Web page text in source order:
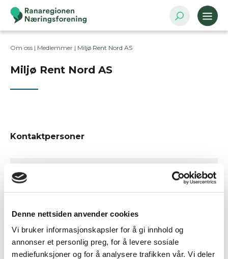
Denne nettsiden anvender cookies
Vi bruker informasjonskapsler for å gi innhold og
annonser et personlig preg, for å levere sosiale
mediefunksjoner og for å analysere trafikken vår. Vi deler
Om oss | Medlemmer | Miljø Rent Nord AS
Miljø Rent Nord AS
Kontaktpersoner
Besøksadresse
Mellomvika 49, 8622 MO I RANA
Kaigata 18, 8624 Mo i Rana
Bransje
Rengjøringsvirksomhet